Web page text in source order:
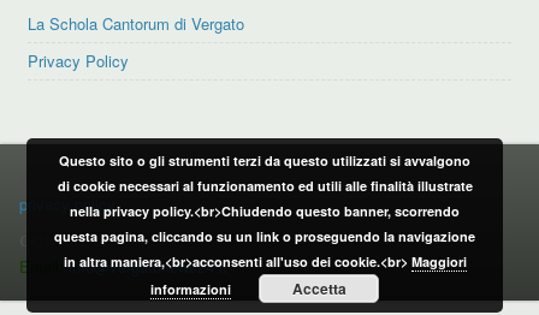
La Schola Cantorum di Vergato
Privacy Policy
PRIVACY POLICY
privacy policy
CONTATTI:
Email:info@vergatonews24.it
Questo sito o gli strumenti terzi da questo utilizzati si avvalgono
di cookie necessari al funzionamento ed utili alle finalità illustrate
nella privacy policy.<br>Chiudendo questo banner, scorrendo
questa pagina, cliccando su un link o proseguendo la navigazione
in altra maniera,<br>acconsenti all'uso dei cookie.<br> Maggiori
informazioni
Accetta